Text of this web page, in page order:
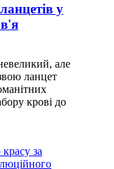
у
але
ланцет
крові до